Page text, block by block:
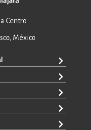
Centro
México